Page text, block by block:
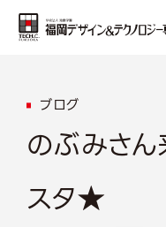
ブログ
のぶみさ
スタ★